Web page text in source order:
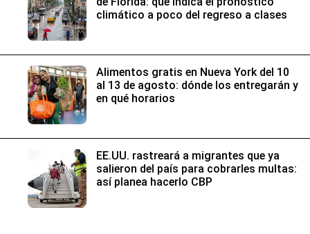
climático a poco del regreso a clases
Alimentos gratis en Nueva York del 10
al 13 de agosto: dónde los entregarán y
en qué horarios
EE.UU. rastreará a migrantes que ya
salieron del país para cobrarles multas:
así planea hacerlo CBP